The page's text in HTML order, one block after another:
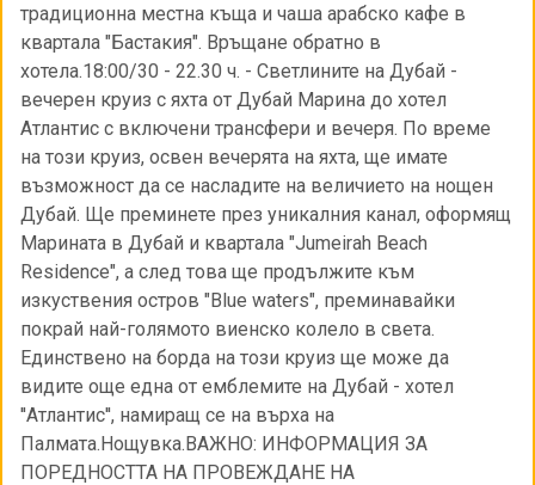
традиционна местна къща и чаша арабско кафе в
квартала "Бастакия". Връщане обратно в
хотела.18:00/30 - 22.30 ч. - Светлините на Дубай -
вечерен круиз с яхта от Дубай Марина до хотел
Атлантис с включени трансфери и вечеря. По време
на този круиз, освен вечерята на яхта, ще имате
възможност да се насладите на величието на нощен
Дубай. Ще преминете през уникалния канал, оформящ
Марината в Дубай и квартала "Jumeirah Beach
Residence", а след това ще продължите към
изкуствения остров "Blue waters", преминавайки
покрай най-голямото виенско колело в света.
Единствено на борда на този круиз ще може да
видите още една от емблемите на Дубай - хотел
''Атлантис'', намиращ се на върха на
Палмата.Нощувка.ВАЖНО: ИНФОРМАЦИЯ ЗА
ПОРЕДНОСТТА НА ПРОВЕЖДАНЕ НА